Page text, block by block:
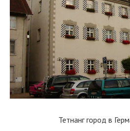
Тетнанг город в